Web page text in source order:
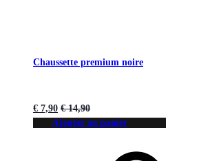
Chaussette premium noire
€ 7,90 €14,90
Ajouter au panier